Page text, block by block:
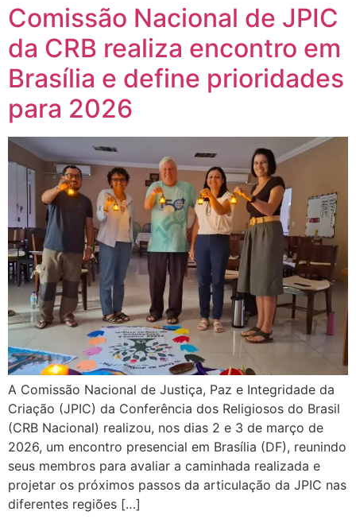
Comissão Nacional de JPIC
da CRB realiza encontro em
Brasília e define prioridades
para 2026
A Comissão Nacional de Justiça, Paz e Integridade da
Criação (JPIC) da Conferência dos Religiosos do Brasil
(CRB Nacional) realizou, nos dias 2 e 3 de março de
2026, um encontro presencial em Brasília (DF), reunindo
seus membros para avaliar a caminhada realizada e
projetar os próximos passos da articulação da JPIC nas
diferentes regiões […]